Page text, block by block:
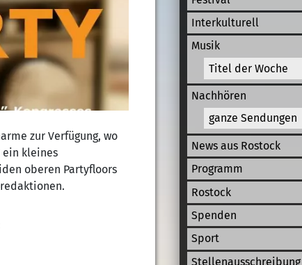
zur Verfügung, wo
ein kleines
oberen Partyfloors
Interkulturell
Musik
Titel der Woche
Nachhören
ganze Sendungen
News aus Rostock
Programm
Rostock
Spenden
Sport
Stellenausschreibung